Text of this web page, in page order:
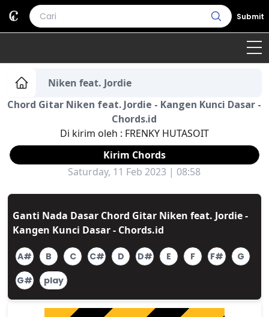
Submit
Home
Genre Country Bahasa Daerah
Lagu Umum
Terjemahan
Daftar Isi
Niken feat. Jordie
Chord Gitar Niken feat. Jordie - Kangen Kunci Dasar -
Chords.id
Di kirim oleh : FRENKY HUTASOIT
Kirim Chords
Saturday, 11 Feb 2023 | 08:58
Ganti Nada Dasar Chord Gitar Niken feat. Jordie -
Kangen Kunci Dasar - Chords.id
A# B C C# D D# E F F#
G
G#
play